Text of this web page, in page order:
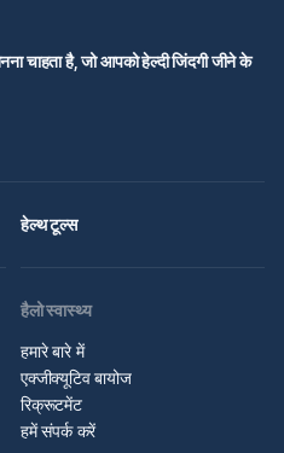
चाहता है, जो आपको हेल्दी जिंदगी जीने के
हेल्थ टूल्स
हैलो स्वास्थ्य
हमारे बारे में
एक्जीक्यूटिव बायोज
रिक्रूटमेंट
हमें संपर्क करें